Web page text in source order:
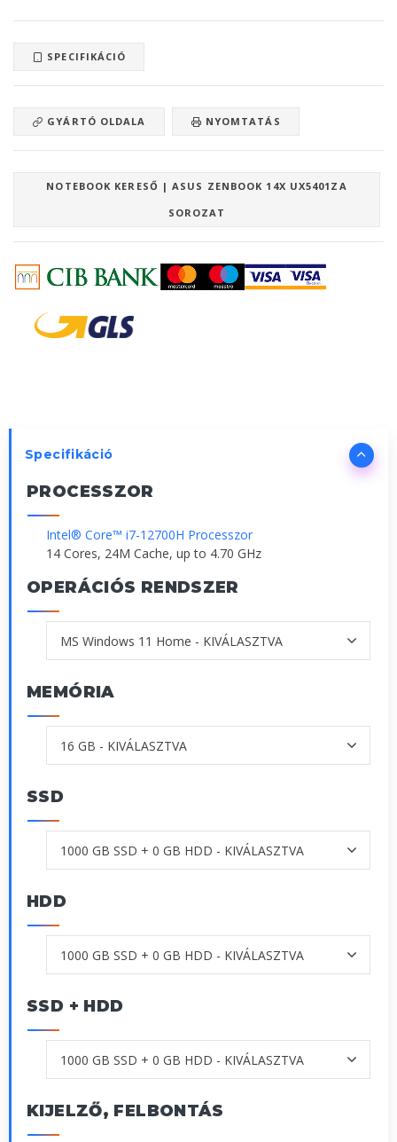
SPECIFIKÁCIÓ
GYÁRTÓ OLDALA NYOMTATÁS
NOTEBOOK KERESŐ | ASUS ZENBOOK 14X UX5401ZA
SOROZAT
Specifikáció
PROCESSZOR
Intel® Core™ i7-12700H Processzor
14 Cores, 24M Cache, up to 4.70 GHz
OPERÁCIÓS RENDSZER
MEMÓRIA
SSD
HDD
SSD + HDD
KIJELZŐ, FELBONTÁS